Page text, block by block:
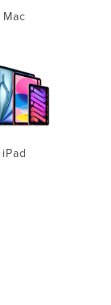
Mac
iPad